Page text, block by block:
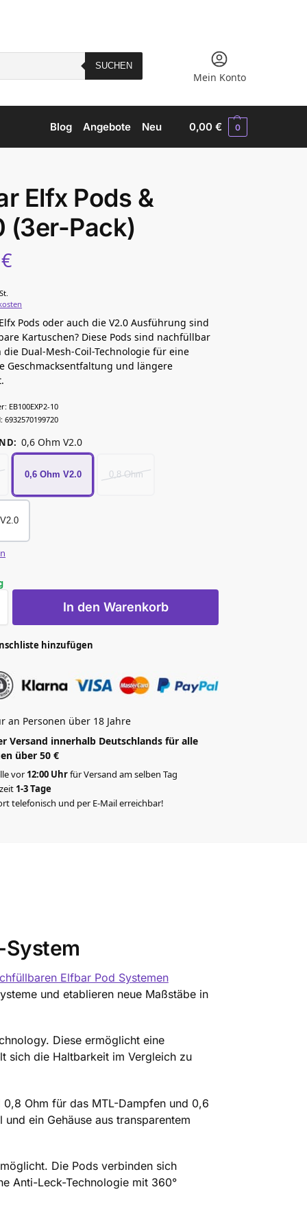
SUCHEN
Mein Konto
Neu
Angebote
Blog 0,00€ 0
Elfx Pods &
(3er-Pack)
€
Pods oder auch die V2.0 Ausführung sind
Kartuschen? Diese Pods sind nachfüllbar
Dual-Mesh-Coil-Technologie für eine
Geschmacksentfaltung und längere
EB100EXP2-10
6932570199720
: 0,6 Ohm V2.0
0,6 Ohm V2.0 0,8 Ohm
In den Warenkorb
hinzufügen
an Personen über 18 Jahre
Versand innerhalb Deutschlands für alle
über 50 €
vor12:00 Uhrfür Versand am selben Tag
1-3 Tage
telefonisch und per E-Mail erreichbar!
System
Elfbar Pod Systemen
und etablieren neue Maßstäbe in
Diese ermöglicht eine
sich die Haltbarkeit im Vergleich zu
Ohm für das MTL-Dampfen und 0,6
ein Gehäuse aus transparentem
Die Pods verbinden sich
Anti-Leck-Technologie mit 360°